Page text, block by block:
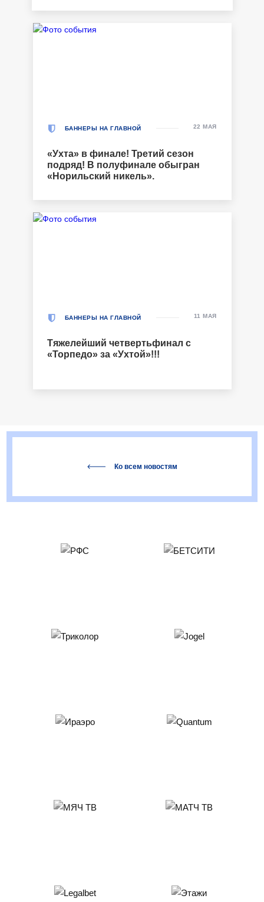
БАННЕРЫ НА ГЛАВНОЙ
«Ухта» в финале! Третий сезон
подряд! В полуфинале обыгран
«Норильский никель».
22 МАЯ
БАННЕРЫ НА ГЛАВНОЙ
Тяжелейший четвертьфинал с
«Торпедо» за «Ухтой»!!!
11 МАЯ
Ко всем новостям